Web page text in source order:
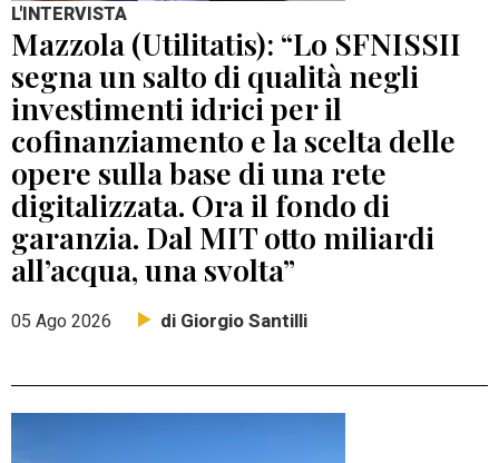
L'INTERVISTA
Mazzola (Utilitatis): “Lo SFNISSII
segna un salto di qualità negli
investimenti idrici per il
cofinanziamento e la scelta delle
opere sulla base di una rete
digitalizzata. Ora il fondo di
garanzia. Dal MIT otto miliardi
all’acqua, una svolta”
05 Ago 2026 di Giorgio Santilli